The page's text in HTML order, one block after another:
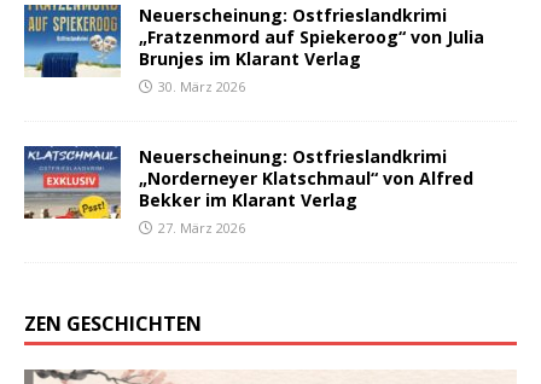
Neuerscheinung: Ostfrieslandkrimi
„Fratzenmord auf Spiekeroog“ von Julia
Brunjes im Klarant Verlag
30. März 2026
Neuerscheinung: Ostfrieslandkrimi
„Norderneyer Klatschmaul“ von Alfred
Bekker im Klarant Verlag
27. März 2026
ZEN GESCHICHTEN